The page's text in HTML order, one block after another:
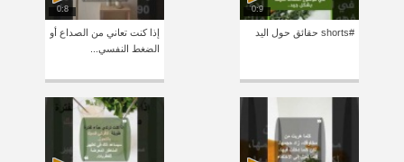
0:9
#shorts حقائق حول اليد
0:8
إذا كنت تعاني من الصداع أو
الضغط النفسي...